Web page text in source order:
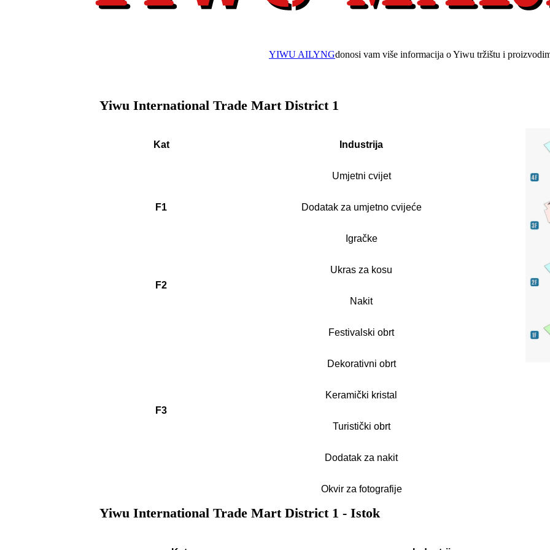
YIWU AILYNGdonosi vam više informacija o Yiwu tržištu i
Yiwu International Trade Mart District 1
Kat Industrija
F1
Umjetni cvijet
Dodatak za umjetno cvijeće
Igračke
F2
Ukras za kosu
Nakit
F3
Festivalski obrt
Dekorativni obrt
Keramički kristal
Turistički obrt
Dodatak za nakit
Okvir za fotografije
Yiwu International Trade Mart District 1 - Istok